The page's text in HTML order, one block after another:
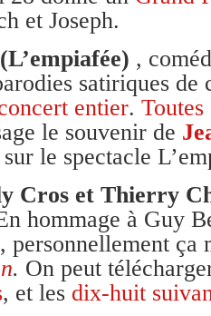
et Joseph.
,
satiriques de
entier. Toutes
le souvenir de
le spectacle
Cros et Thierry
hommage à Guy
personnellement ça
. On peut
, et les dix-huit